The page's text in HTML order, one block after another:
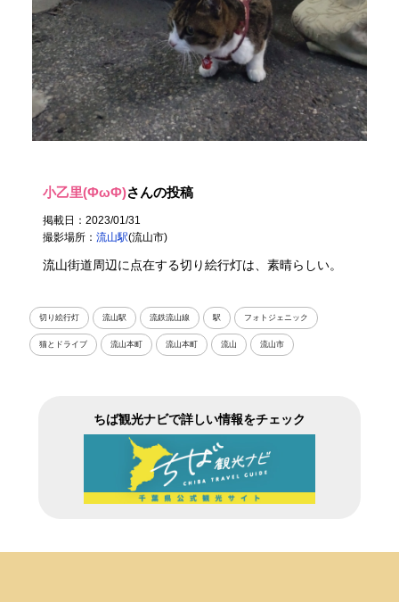
小乙里(ФωФ)さんの投稿
掲載日：2023/01/31
撮影場所：流山駅(流山市)
流山街道周辺に点在する切り絵行灯は、素晴らしい。
切り絵行灯 流山駅 流鉄流山線 駅 フォトジェニック
猫とドライブ 流山本町 流山本町 流山 流山市
ちば観光ナビで詳しい情報をチェック